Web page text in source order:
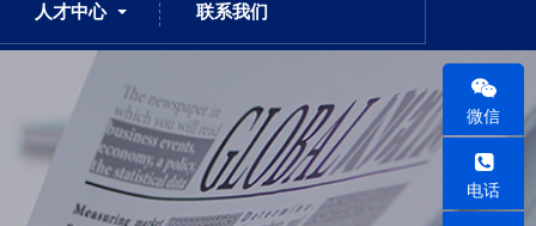
l
e
S
人才中心 联系我们
微信
电话